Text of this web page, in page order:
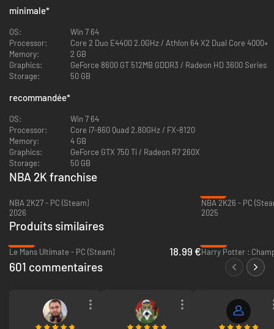
minimale*
OS:
Win 7 64
Processor:
Core 2 Duo E4400 2.0GHz / Athlon 64 X2 Dual Core 4000+
Memory:
2 GB
Graphics:
GeForce 8600 GT 512MB GDDR3 / Radeon HD 3600 Series
Storage:
50 GB
recommandée*
OS:
Win 7 64
Processor:
Core i7-860 Quad 2.80GHz / FX-8120
Memory:
4 GB
Graphics:
GeForce GTX 750 Ti / Radeon R7 260X
Storage:
50 GB
NBA 2K franchise
NBA 2K27 - PC (Steam)
2026
NBA 2K26 - PC
2025
Produits similaires
Le Mans Ultimate - PC (Steam)
18.99 €
601 commentaires